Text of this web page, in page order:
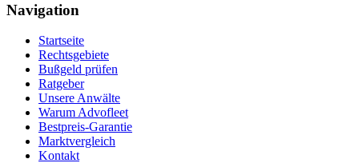
Navigation
Startseite
Rechtsgebiete
Bußgeld prüfen
Ratgeber
Unsere Anwälte
Warum Advofleet
Bestpreis-Garantie
Marktvergleich
Kontakt